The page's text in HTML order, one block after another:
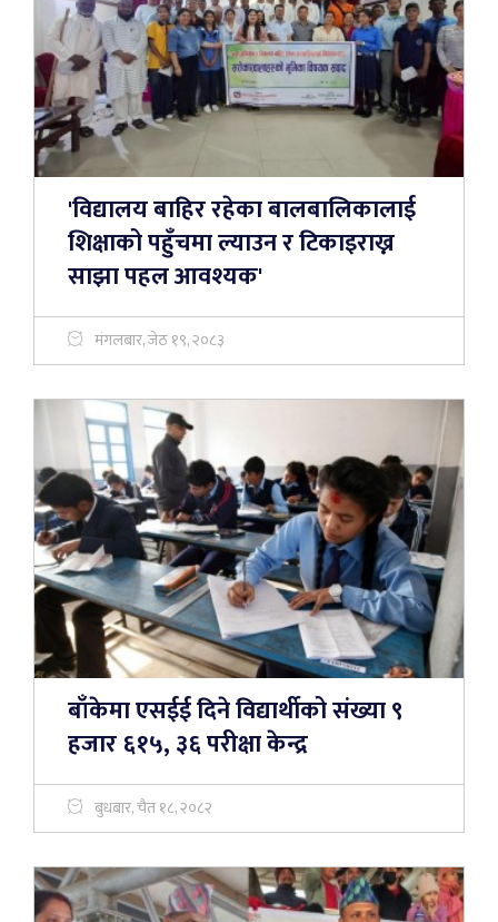
'विद्यालय बाहिर रहेका बालबालिकालाई
शिक्षाको पहुँचमा ल्याउन र टिकाइराख्न
साझा पहल आवश्यक'
मंगलबार, जेठ १९, २०८३
बाँकेमा एसईई दिने विद्यार्थीको संख्या ९
हजार ६१५, ३६ परीक्षा केन्द्र
बुधबार, चैत १८, २०८२